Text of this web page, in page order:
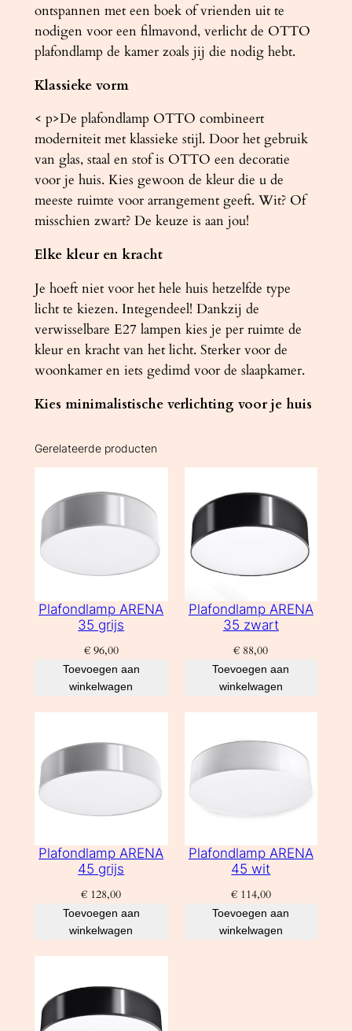
ontspannen met een boek of vrienden uit te
nodigen voor een filmavond, verlicht de OTTO
plafondlamp de kamer zoals jij die nodig hebt.
Klassieke vorm
< p>De plafondlamp OTTO combineert
moderniteit met klassieke stijl. Door het gebruik
van glas, staal en stof is OTTO een decoratie
voor je huis. Kies gewoon de kleur die u de
meeste ruimte voor arrangement geeft. Wit? Of
misschien zwart? De keuze is aan jou!
Elke kleur en kracht
Je hoeft niet voor het hele huis hetzelfde type
licht te kiezen. Integendeel! Dankzij de
verwisselbare E27 lampen kies je per ruimte de
kleur en kracht van het licht. Sterker voor de
woonkamer en iets gedimd voor de slaapkamer.
Kies minimalistische verlichting voor je huis
Gerelateerde producten
Plafondlamp ARENA
35 grijs
€96,00
Toevoegen aan
winkelwagen
Plafondlamp ARENA
35 zwart
€ 88,00
Toevoegen aan
winkelwagen
Plafondlamp ARENA
45 grijs
€ 128,00
Toevoegen aan
winkelwagen
Plafondlamp ARENA
45 wit
€114,00
Toevoegen aan
winkelwagen